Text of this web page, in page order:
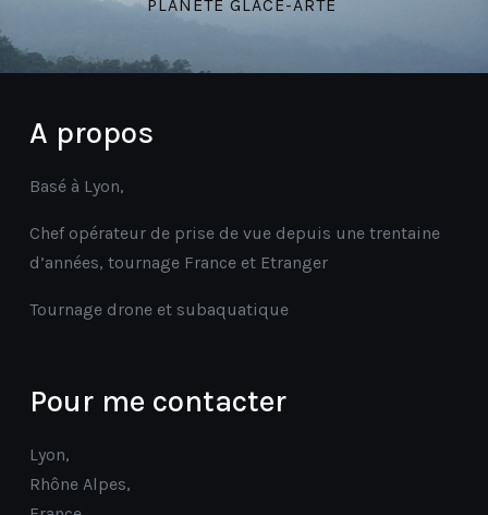
PLANETE GLACE-ARTE
A propos
Basé à Lyon,
Chef opérateur de prise de vue depuis une trentaine
d’années, tournage France et Etranger
Tournage drone et subaquatique
Pour me contacter
Lyon,
Rhône Alpes,